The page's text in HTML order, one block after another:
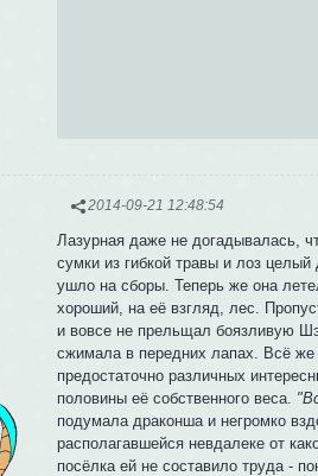
2014-09-21 12:48:54
Лазурная даже не догадывалась,
сумки из гибкой травы и лоз
ушло на сборы. Теперь же она
хороший, на её взгляд, лес.
и вовсе не прельщал боязливую
сжимала в передних лапах. Всё же
предостаточно различных
половины её собственного веса.
подумала драконша и негромко
располагавшейся невдалеке от
посёлка ей не составило труда -